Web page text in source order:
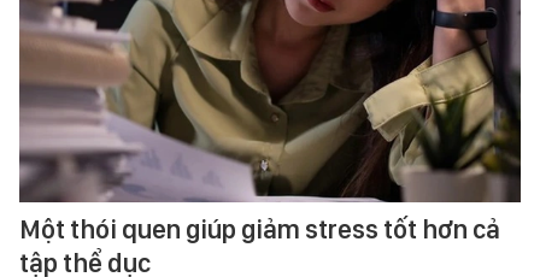
Một thói quen giúp giảm stress tốt hơn cả
tập thể dục